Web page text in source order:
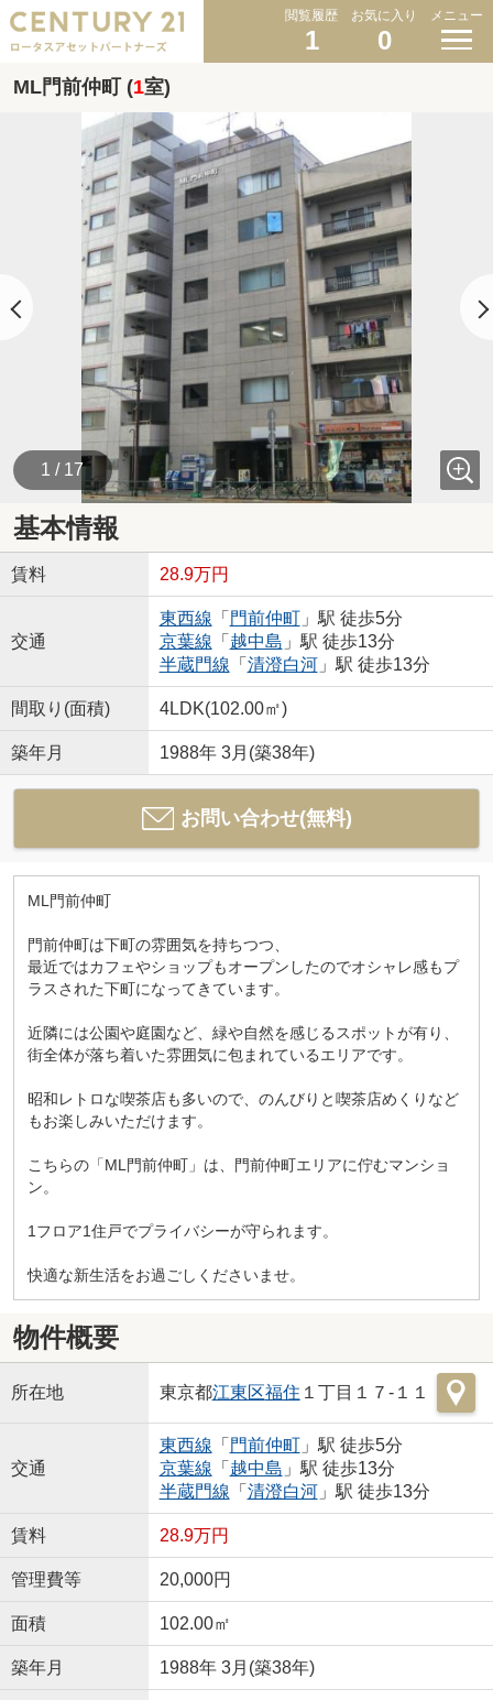
閲覧履歴
1
お気に入り
0
メニュー
ML門前仲町 (1室)
1 / 17
基本情報
賃料 28.9万円
交通
東西線 「 門前仲町」駅 徒歩5分
京葉線 「 越中島 」駅 徒歩13分
半蔵門線 「 清澄白河」駅 徒歩13分
間取り(面積) 4LDK(102.00㎡)
築年月 1988年 3月(築38年)
お問い合わせ(無料)
ML門前仲町
門前仲町は下町の雰囲気を持ちつつ、
最近ではカフェやショップもオープンしたのでオシャレ感もプ
ラスされた下町になってきています。
近隣には公園や庭園など、緑や自然を感じるスポットが有り、
街全体が落ち着いた雰囲気に包まれているエリアです。
昭和レトロな喫茶店も多いので、のんびりと喫茶店めくりなど
もお楽しみいただけます。
こちらの「ML門前仲町」は、門前仲町エリアに佇むマンショ
ン。
1フロア1住戸でプライバシーが守られます。
快適な新生活をお過ごしくださいませ。
物件概要
所在地 東京都江東区福住 １丁目１７-１１
交通
東西線 「 門前仲町」駅 徒歩5分
京葉線 「 越中島 」駅 徒歩13分
半蔵門線 「 清澄白河」駅 徒歩13分
賃料 28.9万円
管理費等 20,000円
面積 102.00㎡
築年月 1988年 3月(築38年)